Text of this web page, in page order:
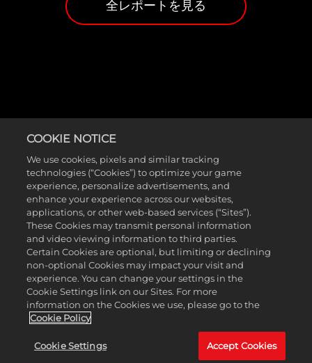
全レポートを見る
マイキャリア、マイチーム、マイ
NBA、The W、クイックマッチでプラ
イドをかけて競い合え。ProPLAY™テク
ノロジーによって次世代機で実現し
た超リアルなゲームプレイで、自慢
のスキルを存分に披露しよう。『NBA
2K26』の対戦モードでフレンドやラ
イバルたちに挑戦し、王者の実力を
証明しよう。
COOKIE NOTICE
We use cookies, pixels and similar tracking
technologies (“Cookies”) to optimize your game
experience, personalize advertisements, and
enhance your experience across our websites,
applications, or other web-based services (“Sites”).
These Cookies may transmit personal information
and video viewing information to third parties.
Certain Cookies are optional, but limiting or declining
non-optional Cookies may impact your visit and
experience. You can change your settings in the
Cookie Settings link on our Sites. For more
information on the Cookies we use, please go to the
Cookie Policy
Cookie Settings Accept Cookies